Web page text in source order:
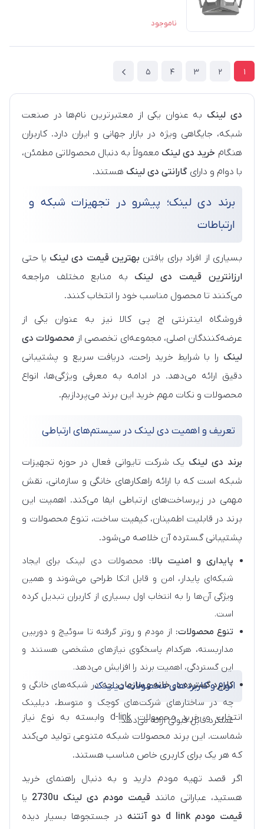
ناموجود
1
2
3
4
5
دی لینک به عنوان یکی از معتبرترین نام‌ها در صنعت
شبکه، جایگاهی ویژه در بازار جهانی و ایران دارد. کاربران
هنگام خرید دی لینک معمولاً به دنبال محصولاتی مطمئن،
با دوام و دارای گارانتی دی لینک هستند.
برند دی لینک؛ پیشرو در تجهیزات شبکه و
ارتباطات
بسیاری از افراد برای یافتن بهترین قیمت دی لینک یا حتی
ارزانترین قیمت دی لینک به منابع مختلف مراجعه
می‌کنند تا محصول مناسب خود را انتخاب کنند.
فروشگاه اینترنتی اچ پی کالا نیز به عنوان یکی از
عرضه‌کنندگان اصلی، مجموعه‌ای تخصصی از محصولات دی
لینک را با شرایط خرید راحت، دریافت سریع و پشتیبانی
دقیق ارائه می‌دهد. در ادامه به معرفی ویژگی‌ها، انواع
محصولات و نکات مهم خرید این برند می‌پردازیم.
تعریف و اهمیت دی لینک در سیستم‌های ارتباطی
برند دی لینک یک شرکت تایوانی فعال در حوزه تجهیزات
شبکه است که با ارائه راهکارهای خانگی و سازمانی، نقش
مهمی در زیرساخت‌های ارتباطی ایفا می‌کند. اهمیت این
برند در قابلیت اطمینان، کیفیت ساخت، تنوع محصولات و
پشتیبانی گسترده آن خلاصه می‌شود.
پایداری و امنیت بالا: محصولات دی لینک برای ایجاد
شبکه‌ای پایدار، امن و قابل اتکا طراحی می‌شوند و همین
ویژگی آن‌ها را به انتخاب اول بسیاری از کاربران تبدیل کرده
است.
تنوع محصولات: از مودم و روتر گرفته تا سوئیچ و دوربین
مداربسته، هرکدام پاسخگوی نیازهای مشخصی هستند و
این گستردگی، اهمیت برند را افزایش می‌دهد.
کاربرد گسترده در خانه و سازمان:چه در شبکه‌های خانگی و
چه در ساختارهای شرکت‌های کوچک و متوسط، دیلینک
عملکرد قابل قبولی ارائه می‌دهد.
انواع و کاربردهای محصولات دیلینک
انتخاب و خرید محصولات d-link وابسته به نوع نیاز
شماست. این برند محصولات شبکه متنوعی تولید می‌کند
که هر یک برای کاربری خاص مناسب هستند.
اگر قصد تهیه مودم دارید و به دنبال راهنمای خرید
هستید، عباراتی مانند قیمت مودم دی لینک 2730u
یا
قیمت مودم d link دو آنتنه
در جستجوها بسیار دیده